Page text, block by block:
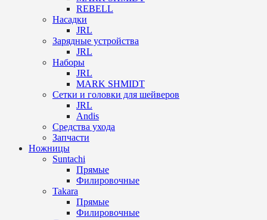
REBELL
Насадки
JRL
Зарядные устройства
JRL
Наборы
JRL
MARK SHMIDT
Сетки и головки для шейверов
JRL
Andis
Средства ухода
Запчасти
Ножницы
Suntachi
Прямые
Филировочные
Takara
Прямые
Филировочные